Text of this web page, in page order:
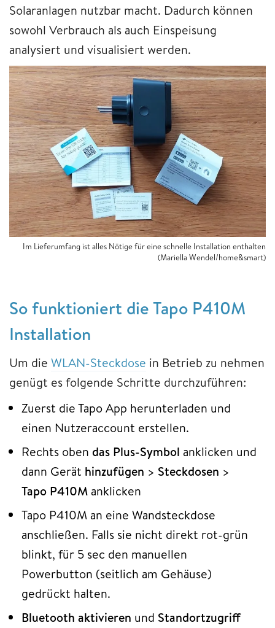
Solaranlagen nutzbar macht. Dadurch können
sowohl Verbrauch als auch Einspeisung
analysiert und visualisiert werden.
Im Lieferumfang ist alles Nötige für eine schnelle Installation enthalten
(Mariella Wendel/home&smart)
So funktioniert die Tapo P410M
Installation
Um die WLAN-Steckdose in Betrieb zu nehmen
genügt es folgende Schritte durchzuführen:
Zuerst die Tapo App herunterladen und
einen Nutzeraccount erstellen.
Rechts oben das Plus-Symbol anklicken und
dann Gerät hinzufügen > Steckdosen >
Tapo P410M anklicken
Tapo P410M an eine Wandsteckdose
anschließen. Falls sie nicht direkt rot-grün
blinkt, für 5 sec den manuellen
Powerbutton (seitlich am Gehäuse)
gedrückt halten.
Bluetooth aktivieren und Standortzugriff